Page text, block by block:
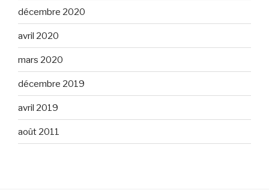
décembre 2020
avril 2020
mars 2020
décembre 2019
avril 2019
août 2011